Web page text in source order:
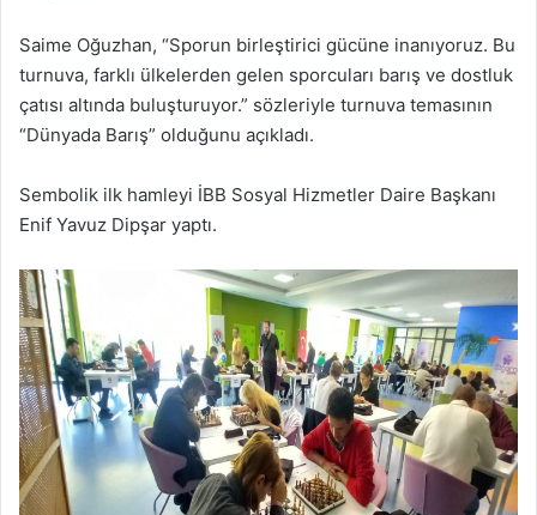
Saime Oğuzhan, “Sporun birleştirici gücüne inanıyoruz. Bu
turnuva, farklı ülkelerden gelen sporcuları barış ve dostluk
çatısı altında buluşturuyor.” sözleriyle turnuva temasının
“Dünyada Barış” olduğunu açıkladı.
Sembolik ilk hamleyi İBB Sosyal Hizmetler Daire Başkanı
Enif Yavuz Dipşar yaptı.